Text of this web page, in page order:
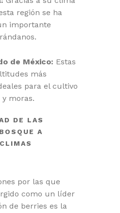
región se ha
importante
de México: Estas
más
para el cultivo
moras.
DE LAS
A
por las que
como un líder
de berries es la